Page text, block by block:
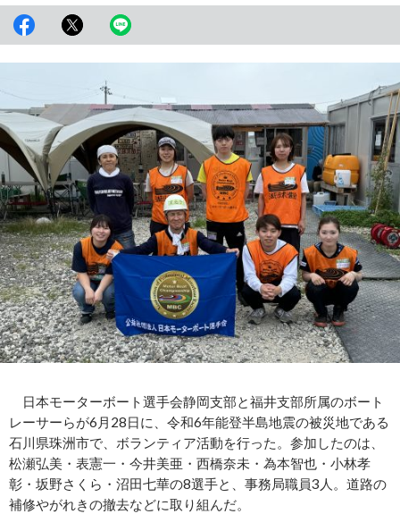
日本モーターボート選手会静岡支部と福井支部所属のボート
レーサーらが6月28日に、令和6年能登半島地震の被災地である
石川県珠洲市で、ボランティア活動を行った。参加したのは、
松瀬弘美・表憲一・今井美亜・西橋奈未・為本智也・小林孝
彰・坂野さくら・沼田七華の8選手と、事務局職員3人。道路の
補修やがれきの撤去などに取り組んだ。